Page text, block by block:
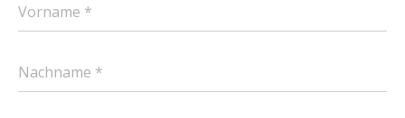
Vorname *
Nachname *